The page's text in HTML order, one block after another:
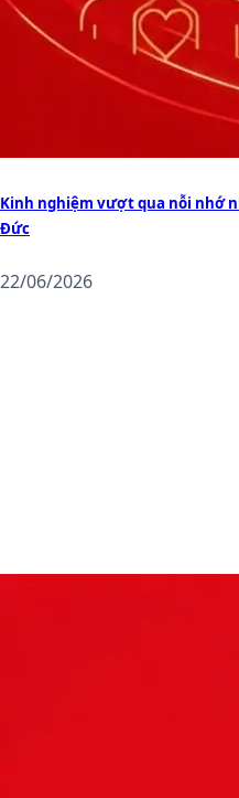
Kinh nghiệm vượt qua nỗi nhớ
Đức
22/06/2026